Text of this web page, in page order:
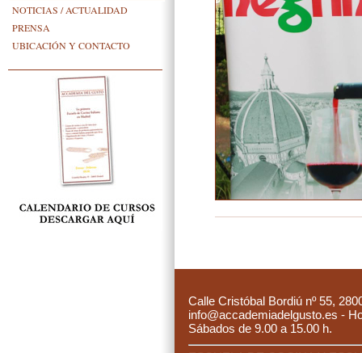
NOTICIAS / ACTUALIDAD
PRENSA
UBICACIÓN Y CONTACTO
Calle Cristóbal Bordiú nº 55,
info@accademiadelgusto.es -
Sábados de 9.00 a 15.00 h.